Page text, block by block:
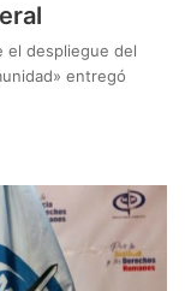
el despliegue del
entregó